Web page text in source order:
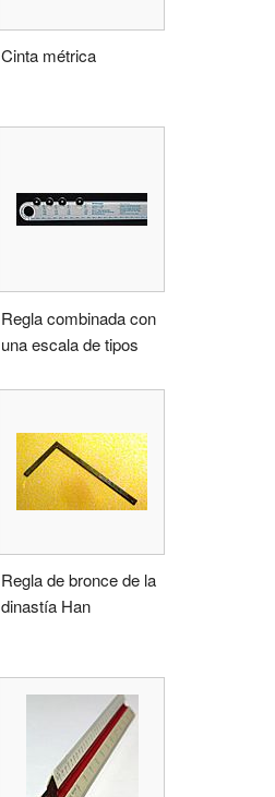
Cinta métrica
Regla combinada con
una escala de tipos
Regla de bronce de la
dinastía Han